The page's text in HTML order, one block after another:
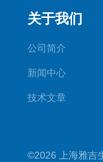
关于我们
公司简介
新闻中心
技术文章
©2026 上海雅吉